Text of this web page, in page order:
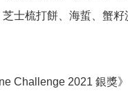
士梳打餅、海蜇、蟹籽
Challenge 2021 銀獎》